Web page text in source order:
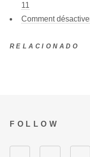
11
Comment
RELACIONADO
FOLLOW